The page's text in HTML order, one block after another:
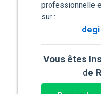
professionnelle
sur :
Vous êtes
de